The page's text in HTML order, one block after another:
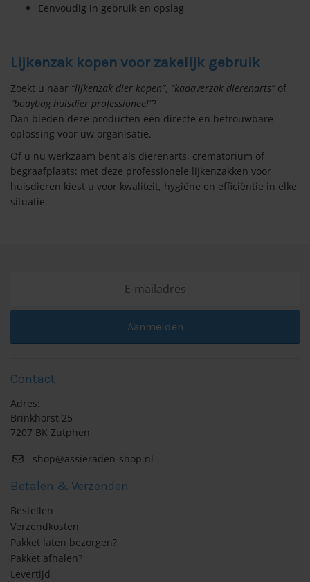
Eenvoudig in gebruik en opslag
Lijkenzak kopen voor zakelijk gebruik
Zoekt u naar “lijkenzak dier kopen”, “kadaverzak dierenarts”of
“bodybag huisdier professioneel”?
Dan bieden deze producten een directe en betrouwbare
oplossing voor uw organisatie.
Of u nu werkzaam bent als dierenarts, crematorium of
begraafplaats: met deze professionele lijkenzakken voor
huisdieren kiest u voor kwaliteit, hygiëne en efficiëntie in elke
situatie.
Aanmelden
Contact
Adres:
Brinkhorst 25
7207 BK Zutphen
shop@assieraden-shop.nl
Betalen & Verzenden
Bestellen
Verzendkosten
Pakket laten bezorgen?
Pakket afhalen?
Levertijd